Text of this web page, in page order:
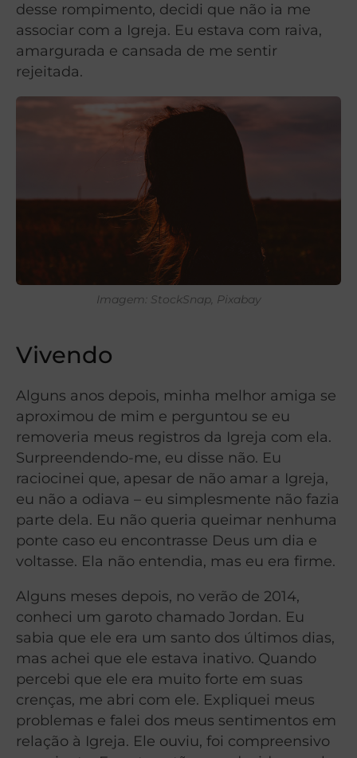
desse rompimento, decidi que não ia me
associar com a Igreja. Eu estava com raiva,
amargurada e cansada de me sentir
rejeitada.
Imagem: StockSnap, Pixabay
Vivendo
Alguns anos depois, minha melhor amiga se
aproximou de mim e perguntou se eu
removeria meus registros da Igreja com ela.
Surpreendendo-me, eu disse não. Eu
raciocinei que, apesar de não amar a Igreja,
eu não a odiava – eu simplesmente não fazia
parte dela. Eu não queria queimar nenhuma
ponte caso eu encontrasse Deus um dia e
voltasse. Ela não entendia, mas eu era firme.
Alguns meses depois, no verão de 2014,
conheci um garoto chamado Jordan. Eu
sabia que ele era um santo dos últimos dias,
mas achei que ele estava inativo. Quando
percebi que ele era muito forte em suas
crenças, me abri com ele. Expliquei meus
problemas e falei dos meus sentimentos em
relação à Igreja. Ele ouviu, foi compreensivo